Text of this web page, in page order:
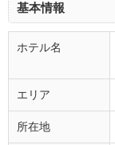
基本情報
ホテル名
エリア
所在地